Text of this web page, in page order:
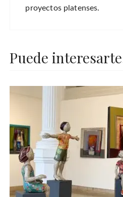
proyectos platenses.
Puede